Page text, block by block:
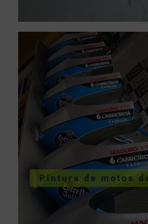
Pintura de motos
VER PINTURA